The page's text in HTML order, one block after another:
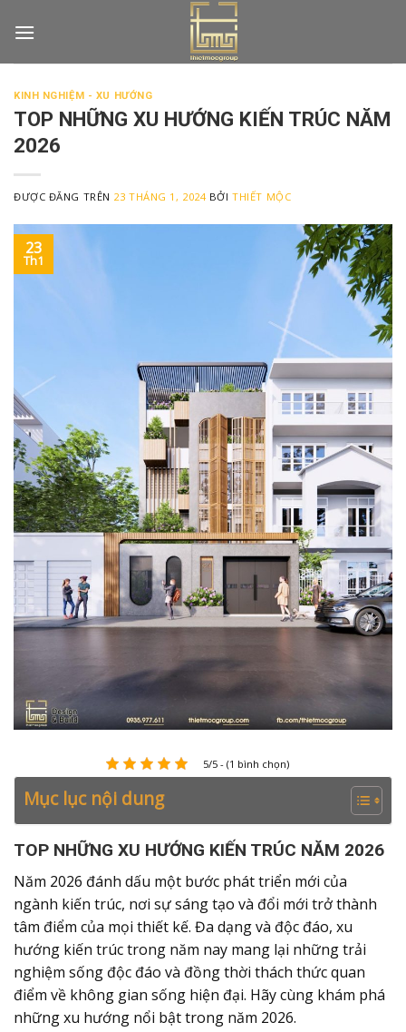
KINH NGHIỆM - XU HƯỚNG
TOP NHỮNG XU HƯỚNG KIẾN TRÚC NĂM
2026
ĐƯỢC ĐĂNG TRÊN 23 THÁNG 1, 2024BỞITHIẾT MỘC
23
Th1
5/5 - (1 bình chọn)
Mục lục nội dung
TOP NHỮNG XU HƯỚNG KIẾN TRÚC NĂM 2026
Năm 2026 đánh dấu một bước phát triển mới của
ngành kiến trúc, nơi sự sáng tạo và đổi mới trở thành
tâm điểm của mọi thiết kế. Đa dạng và độc đáo, xu
hướng kiến trúc trong năm nay mang lại những trải
nghiệm sống độc đáo và đồng thời thách thức quan
điểm về không gian sống hiện đại. Hãy cùng khám phá
những xu hướng nổi bật trong năm 2026.